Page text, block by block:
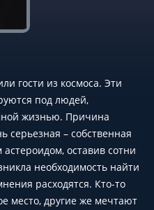
гости из космоса. Эти
под людей,
жизнью. Причина
серьезная – собственная
оставив сотни
необходимость найти
расходятся. Кто-то
место, другие же мечтают